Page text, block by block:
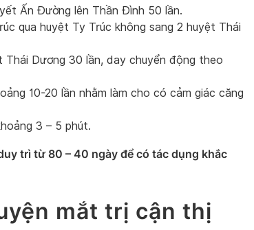
Ấn Đường lên Thần Đình 50 lần.
qua huyệt Ty Trúc không sang 2 huyệt Thái
Dương 30 lần, day chuyển động theo
10-20 lần nhằm làm cho có cảm giác căng
3 – 5 phút.
trì từ 80 – 40 ngày để có tác dụng khắc
mắt trị cận thị